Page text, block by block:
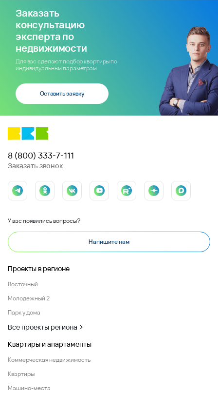
Заказать
консультацию
эксперта по
недвижимости
Для вас сделают подбор квартиры по
индивидуальным параметрам
Оставить заявку
8 (800) 333-7-111
Заказать звонок
У вас появились вопросы?
Напишите нам
Проекты в регионе
Восточный
Молодежный 2
Парк у дома
Все проекты региона
Квартиры и апартаменты
Коммерческая недвижимость
Квартиры
Машино-места